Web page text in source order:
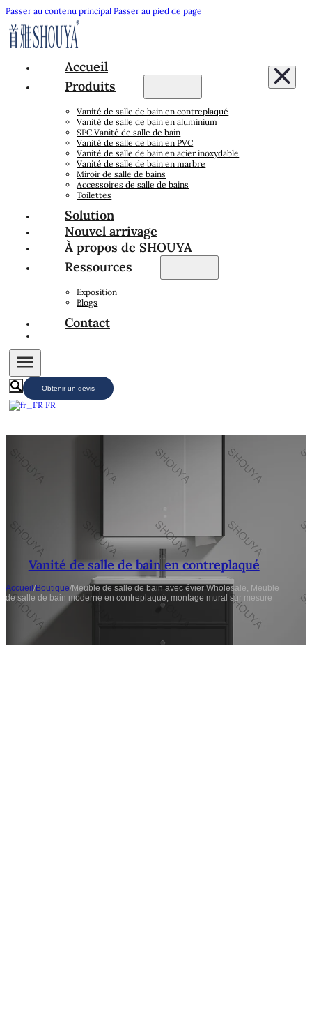
Passer au contenu principal Passer au pied de page
Accueil
Produits
Vanité de salle de bain en contreplaqué
Vanité de salle de bain en aluminium
SPC Vanité de salle de bain
Vanité de salle de bain en PVC
Vanité de salle de bain en acier inoxydable
Vanité de salle de bain en marbre
Miroir de salle de bains
Accessoires de salle de bains
Toilettes
Solution
Nouvel arrivage
À propos de SHOUYA
Ressources
Exposition
Blogs
Contact
Obtenir un devis
FR
Vanité de salle de bain en contreplaqué
Accueil/Boutique/Meuble de salle de bain avec évier Wholesale, Meuble
de salle de bain moderne en contreplaqué, montage mural sur mesure